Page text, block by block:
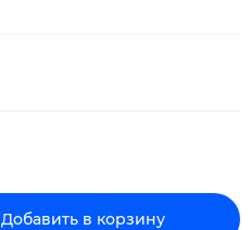
Добавить в корзину